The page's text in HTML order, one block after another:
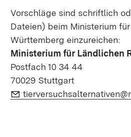
Vorschläge sind schriftlich
Dateien) beim Ministerium
Württemberg einzureichen:
Ministerium für Ländlichen
Postfach 10 34 44
70029 Stuttgart
E-Mail: